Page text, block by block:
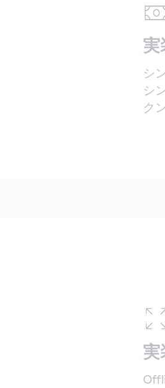
実
シ
シ
ク
実